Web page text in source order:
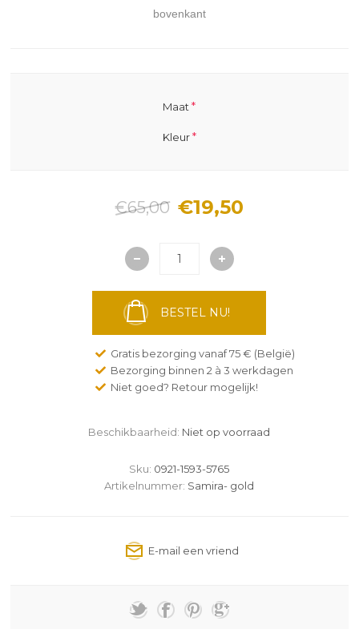
bovenkant
Maat *
Kleur*
€65,00 €19,50
BESTEL NU!
Gratis bezorging vanaf 75 € (België)
Bezorging binnen 2 à 3 werkdagen
Niet goed? Retour mogelijk!
Beschikbaarheid: Niet op voorraad
Sku: 0921-1593-5765
Artikelnummer: Samira- gold